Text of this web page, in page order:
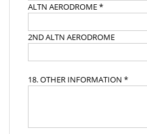
ALTN AERODROME *
2ND ALTN AERODROME
18. OTHER INFORMATION *